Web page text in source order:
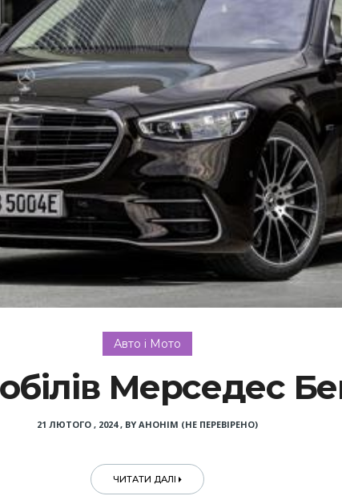
Авто і Мото
Мерседес
21 ЛЮТОГО , 2024, BY АНОНІМ (НЕ ПЕРЕВІРЕНО)
ЧИТАТИ ДАЛІ